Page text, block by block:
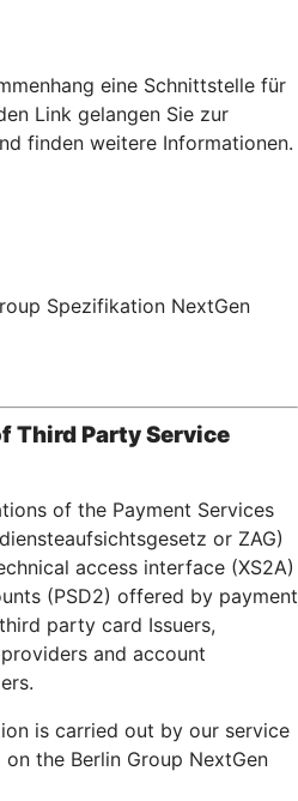
eine Schnittstelle für
Link gelangen Sie zur
finden weitere Informationen.
Spezifikation NextGen
Third Party Service
of the Payment Services
or ZAG)
access interface (XS2A)
(PSD2) offered by payment
party card Issuers,
and account
is carried out by our service
the Berlin Group NextGen